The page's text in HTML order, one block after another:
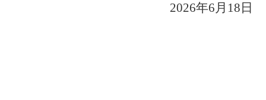
2026年6月 18 日